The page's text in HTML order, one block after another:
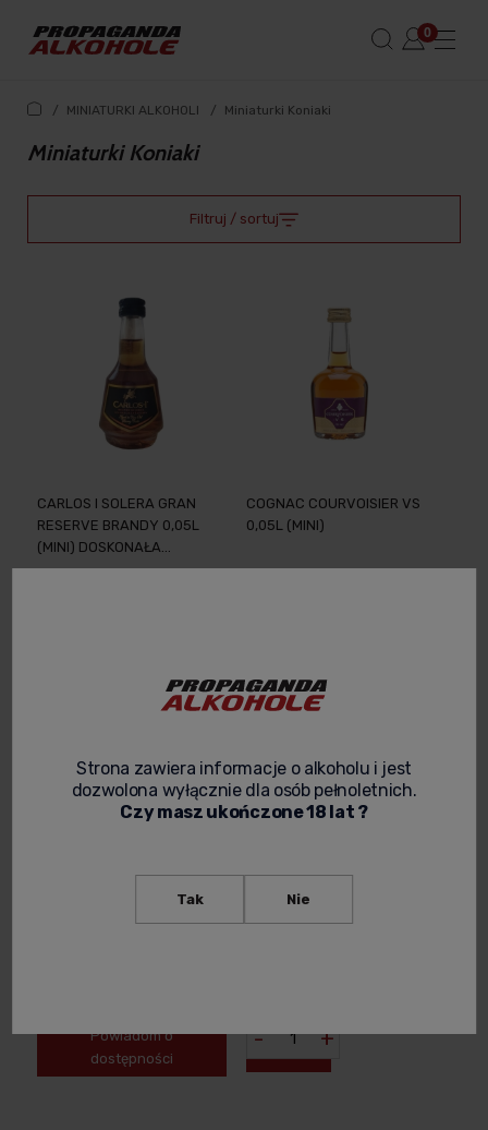
/ MINIATURKI ALKOHOLI / Miniaturki Koniaki
Miniaturki Koniaki
Filtruj / sortuj
CARLOS I SOLERA GRAN
RESERVE BRANDY 0,05L
(MINI) DOSKONAŁA
HISZPAŃSKA BRANDY W
COGNAC COURVOISIER VS
0,05L (MINI)
COURVOISIER VSOP
Powiadom o
dostępności
DĘBOWA POLSKA COGNAC
- +
Strona zawiera informacje o alkoholu i jest
dozwolona wyłącznie dla osób pełnoletnich.
Czy masz ukończone 18 lat ?
Tak Nie